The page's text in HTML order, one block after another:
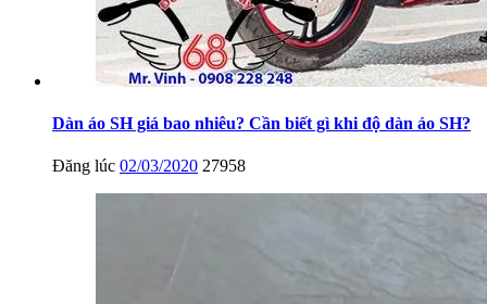
Dàn áo SH giá bao nhiêu? Cần biết gì khi độ dàn áo SH?
Đăng lúc 02/03/2020 27958